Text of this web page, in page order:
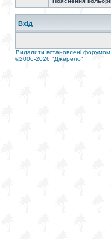
Вхід
Видалити встановлені
©2006-2026 "Джерело"